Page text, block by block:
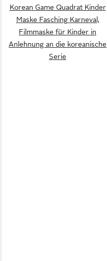
Korean Game Quadrat Kinder
Maske Fasching Karneval,
Filmmaske für Kinder in
Anlehnung an die koreanische
Serie